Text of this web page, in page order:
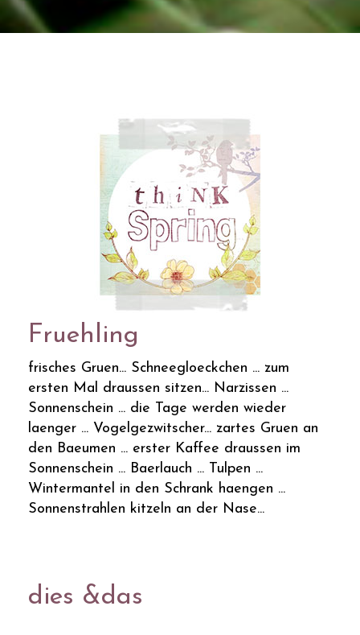
Fruehling
frisches Gruen... Schneegloeckchen ... zum
ersten Mal draussen sitzen... Narzissen ...
Sonnenschein ... die Tage werden wieder
laenger ... Vogelgezwitscher... zartes Gruen an
den Baeumen ... erster Kaffee draussen im
Sonnenschein ... Baerlauch ... Tulpen ...
Wintermantel in den Schrank haengen ...
Sonnenstrahlen kitzeln an der Nase...
dies &das